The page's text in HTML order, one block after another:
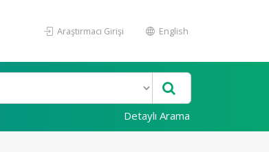
Araştırmacı Girişi English
Detaylı Arama